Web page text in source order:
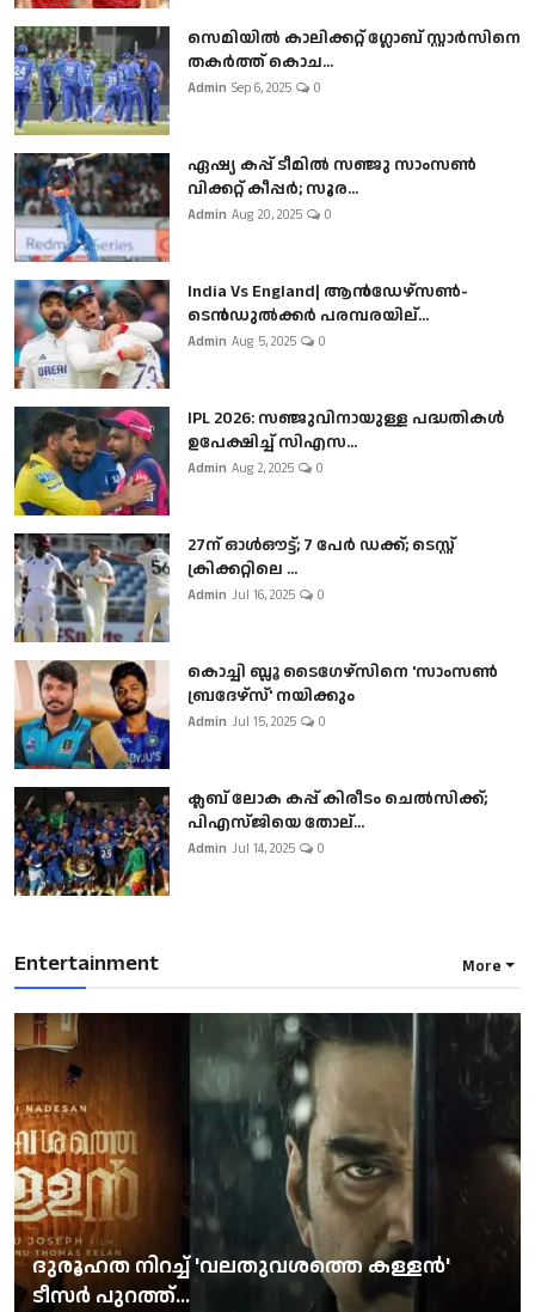
സെമിയിൽ കാലിക്കറ്റ് ഗ്ലോബ് സ്റ്റാർസിനെ
തകർത്ത് കൊച...
Admin Sep 6, 2025 0
ഏഷ്യ കപ്പ് ടീമിൽ സഞ്ജു സാംസൺ
വിക്കറ്റ് കീപ്പർ; സൂര...
Admin Aug 20, 2025 0
India Vs England| ആൻഡേഴ്സൺ-
ടെൻഡുല്‍ക്കർ പരമ്പരയില്...
Admin Aug 5, 2025 0
IPL 2026: സഞ്ജുവിനായുള്ള പദ്ധതികൾ
ഉപേക്ഷിച്ച് സിഎസ...
Admin Aug 2, 2025 0
27ന് ഓൾഔട്ട്; 7 പേർ ഡക്ക്; ടെസ്റ്റ്
ക്രിക്കറ്റിലെ ...
Admin Jul 16, 2025 0
കൊച്ചി ബ്ലൂ ടൈഗേഴ്സിനെ 'സാംസൺ
ബ്രദേഴ്സ്' നയിക്കും
Admin Jul 15, 2025 0
ക്ലബ് ലോക കപ്പ് കിരീടം ചെല്‍സിക്ക്;
പിഎസ്ജിയെ തോല്...
Admin Jul 14, 2025 0
Entertainment More
ദുരൂഹത നിറച്ച് 'വലതുവശത്തെ കള്ളന്‍'
ടീസര്‍ പുറത്ത്...